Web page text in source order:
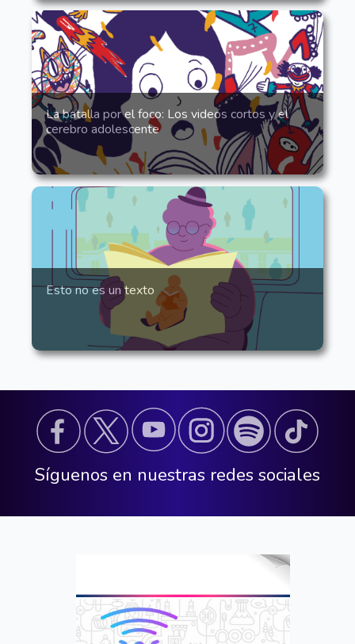
La batalla por el foco: Los videos cortos y el
cerebro adolescente
Esto no es un texto
Síguenos en nuestras redes sociales